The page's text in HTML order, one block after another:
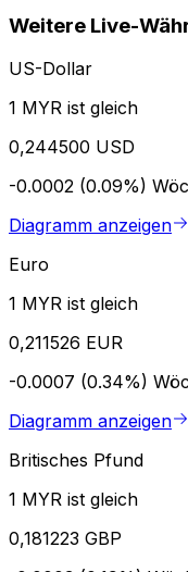
Weitere Live-
US-Dollar
1 MYR ist gleich
0,244500 USD
-0.0002 (0.09%)
Diagramm anzeigen
Euro
1 MYR ist gleich
0,211526 EUR
-0.0007 (0.34%)
Diagramm anzeigen
Britisches Pfund
1 MYR ist gleich
0,181223 GBP